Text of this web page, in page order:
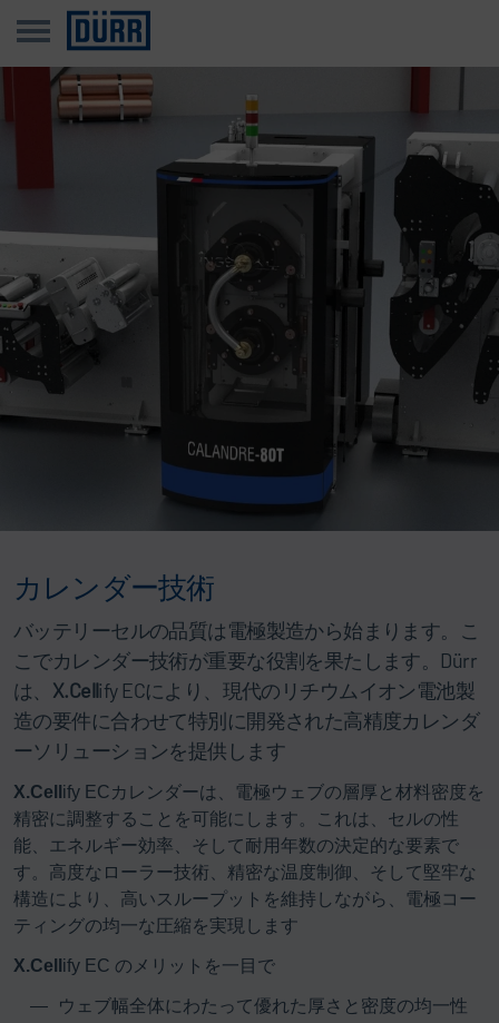
カレンダー技術
バッテリーセルの品質は電極製造から始まります。こ
こでカレンダー技術が重要な役割を果たします。Dürr
は、 X.Cellify ECにより、現代のリチウムイオン電池製
造の要件に合わせて特別に開発された高精度カレンダ
ーソリューションを提供します
X.Cell ify ECカレンダーは、電極ウェブの層厚と材料密度を
精密に調整することを可能にします。これは、セルの性
能、エネルギー効率、そして耐用年数の決定的な要素で
す。高度なローラー技術、精密な温度制御、そして堅牢な
構造により、高いスループットを維持しながら、電極コー
ティングの均一な圧縮を実現します
X.Cell ify EC のメリットを一目で
ウェブ幅全体にわたって優れた厚さと密度の均一性